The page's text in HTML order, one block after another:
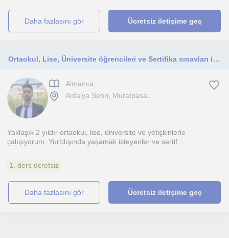
daha fazlasını gör Ücretsiz iletişime geç
Ortaokul, Lise, Üniversite öğrencileri ve Sertifika sınavları için özel dersler
Almanca
Antalya Sehri, Muratpasa...
Yaklaşık 2 yıldır ortaokul, lise, üniversite ve yetişkinlerle
çalışıyorum. Yurtdışında yaşamak isteyenler ve sertif...
1. ders ücretsiz
daha fazlasını gör Ücretsiz iletişime geç